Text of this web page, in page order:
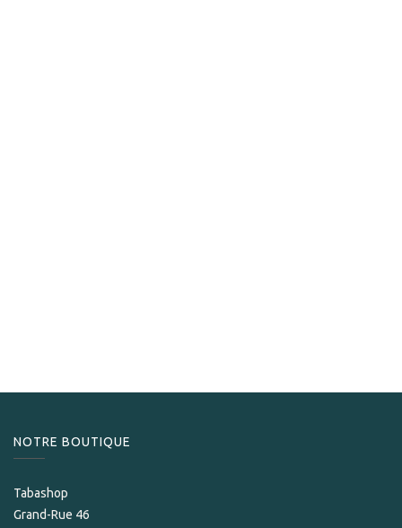
NOTRE BOUTIQUE
Tabashop
Grand-Rue 46